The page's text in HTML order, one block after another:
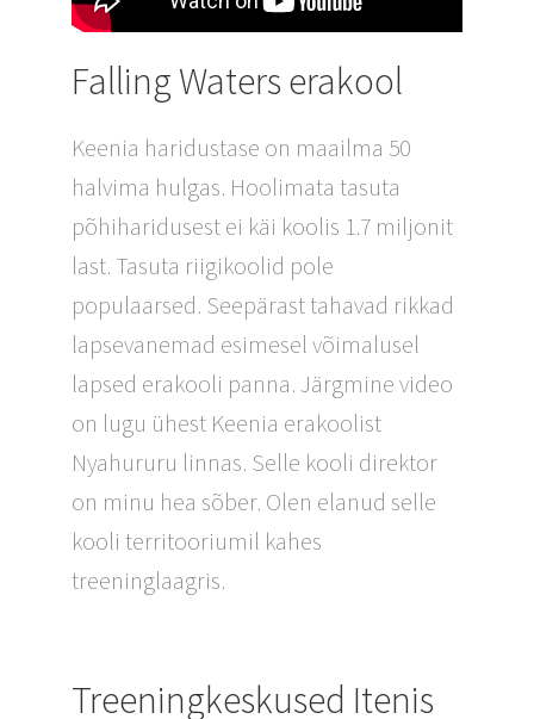
Falling Waters erakool
Keenia haridustase on maailma 50
halvima hulgas. Hoolimata tasuta
põhiharidusest ei käi koolis 1.7 miljonit
last. Tasuta riigikoolid pole
populaarsed. Seepärast tahavad rikkad
lapsevanemad esimesel võimalusel
lapsed erakooli panna. Järgmine video
on lugu ühest Keenia erakoolist
Nyahururu linnas. Selle kooli direktor
on minu hea sõber. Olen elanud selle
kooli territooriumil kahes
treeninglaagris.
Treeningkeskused Itenis